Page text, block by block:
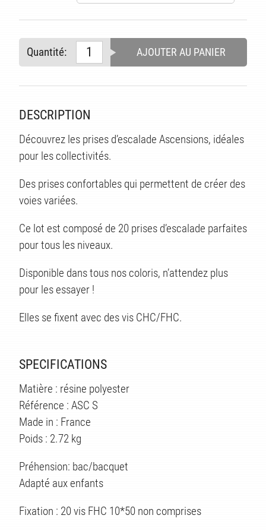
Quantité: AJOUTER AU PANIER
DESCRIPTION
Découvrez les prises d’escalade Ascensions, idéales
pour les collectivités.
Des prises confortables qui permettent de créer des
voies variées.
Ce lot est composé de 20 prises d’escalade parfaites
pour tous les niveaux.
Disponible dans tous nos coloris, n’attendez plus
pour les essayer !
Elles se fixent avec des vis CHC/FHC.
SPECIFICATIONS
Matière : résine polyester
Référence : ASC S
Made in : France
Poids : 2.72 kg
Préhension: bac/bacquet
Adapté aux enfants
Fixation : 20 vis FHC 10*50 non comprises